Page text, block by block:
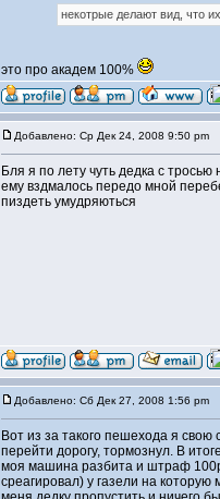
некотрые делают вид, что
это про академ 100%
Добавлено: Ср Дек 24, 2008 9:50 pm
Бля я по лету чуть дедка с
ему вздмалось передо мной
пиздеть умудряються
Добавлено: Сб Дек 27, 2008 1:56 pm
Вот из за такого пешехода я свою
перейти дорогу, тормознул. В
моя машина разбита и штраф 100р
среагировал) у газели на